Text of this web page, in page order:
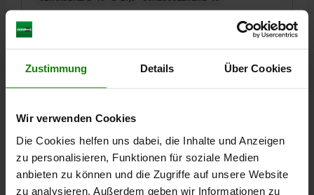
Zustimmung Details Über Cookies
Wir verwenden Cookies
Die Cookies helfen uns dabei, die Inhalte und Anzeigen
zu personalisieren, Funktionen für soziale Medien
anbieten zu können und die Zugriffe auf unsere Website
zu analysieren. Außerdem geben wir Informationen zu
zzgl. MwSt.
zzgl. Versandkosten
DETAILS
02040 F